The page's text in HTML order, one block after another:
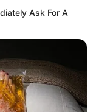
Ask For A